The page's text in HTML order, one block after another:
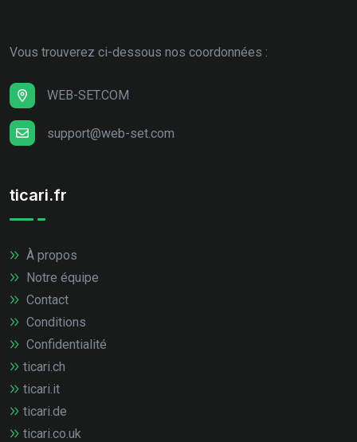
Vous trouverez ci-dessous nos coordonnées :
WEB-SET.COM
support@web-set.com
ticari.fr
À propos
Notre équipe
Contact
Conditions
Confidentialité
ticari.ch
ticari.it
ticari.de
ticari.co.uk